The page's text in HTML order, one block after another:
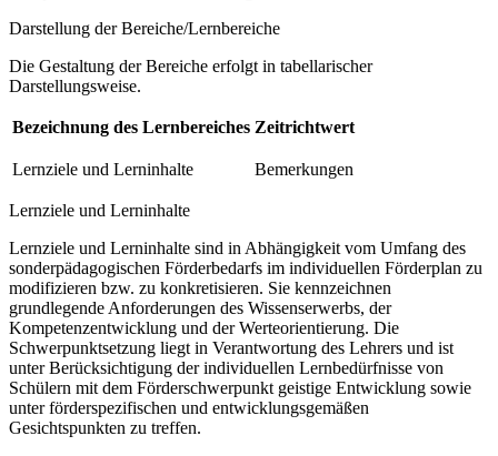
Darstellung der Bereiche/Lernbereiche
Die Gestaltung der Bereiche erfolgt in tabellarischer
Darstellungsweise.
Bezeichnung des Lernbereiches Zeitrichtwert
Lernziele und Lerninhalte Bemerkungen
Lernziele und Lerninhalte
Lernziele und Lerninhalte sind in Abhängigkeit vom Umfang des
sonderpädagogischen Förderbedarfs im individuellen Förderplan zu
modifizieren bzw. zu konkretisieren. Sie kennzeichnen
grundlegende Anforderungen des Wissenserwerbs, der
Kompetenzentwicklung und der Werteorientierung. Die
Schwerpunktsetzung liegt in Verantwortung des Lehrers und ist
unter Berücksichtigung der individuellen Lernbedürfnisse von
Schülern mit dem Förderschwerpunkt geistige Entwicklung sowie
unter förderspezifischen und entwicklungsgemäßen
Gesichtspunkten zu treffen.